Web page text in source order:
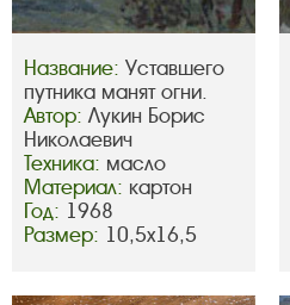
Название: Уставшего
путника манят огни.
Автор: Лукин Борис
Николаевич
Техника: масло
Материал: картон
Год: 1968
Размер: 10,5х16,5